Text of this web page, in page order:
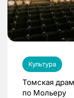
Культура
Томская
по Мольеру